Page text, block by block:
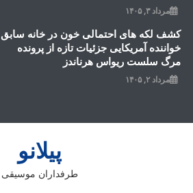
مرداد ۳, ۱۴۰۵
کشف لکه های احتمالی خون در خانه سابق
خواننده آمریکایی جزئیات تازه از پرونده
مرگ سلست ریواس هرناندز
مرداد ۲, ۱۴۰۵
پیلانو
طرفداران موسیقی